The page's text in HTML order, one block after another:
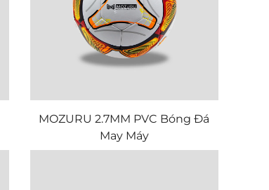
MOZURU 2.7MM PVC Bóng Đá
May Máy